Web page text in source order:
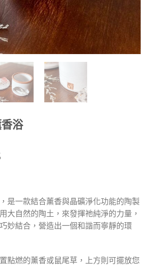
浴
是一款結合薰香與晶礦淨化功能的陶製
大自然的陶土，來發揮祂純淨的力量，
妙結合，營造出一個和諧而寧靜的環
點燃的薰香或鼠尾草，上方則可擺放您